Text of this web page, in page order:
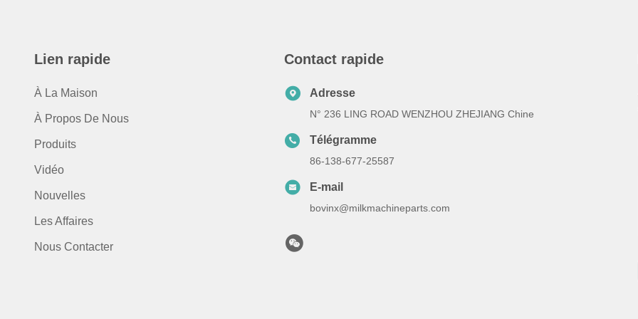
Lien rapide
À La Maison
À Propos De Nous
Produits
Vidéo
Nouvelles
Les Affaires
Nous Contacter
Contact rapide
Adresse
N° 236 LING ROAD WENZHOU ZHEJIANG Chine
Télégramme
86-138-677-25587
E-mail
bovinx@milkmachineparts.com